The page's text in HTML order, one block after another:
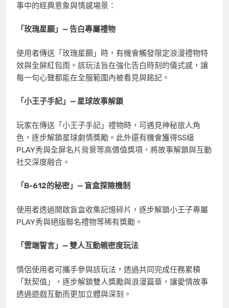
事中的經典意象與情感場景：
「玫瑰星願」 — 告白專屬禮物
使用者傳送「玫瑰星願」時，有機會觸發限定浪漫禮物特
效與全屏紅包雨。該玩法旨在強化告白時刻的儀式感，讓
每一句心聲都能在全服範圍內被看見與銘記。
「小王子手記」 — 星球故事解鎖
玩家在傳送「小王子手記」禮物時，可遇見神秘旅人角
色，逐步解鎖星球劇情獎勵。此外還有機會獲得SS級
PLAY秀與全屏名片背景等高價值獎項，將故事解鎖與互動
社交深度融合。
「 B-612的秘密」 — 盲盒探險機制
使用者透過開啟盲盒收集記憶碎片，逐步解鎖小王子專屬
PLAY秀與絕版聯名禮物等稀有獎勵。
「雲端誓言」 —雙人互動親密度玩法
情侶使用者可攜手參與該玩法，透過共同完成任務累積
「默契值」，逐步解鎖雙人獎勵與浪漫篇章，讓愛情故事
透過遊戲互動而更加立體與深刻。